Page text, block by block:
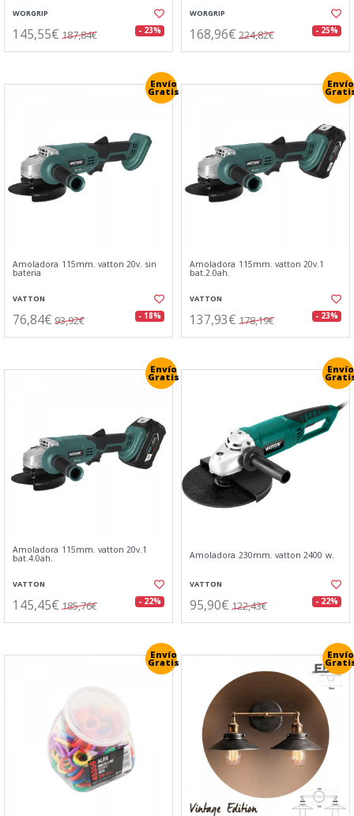
WORGRIP
145,55€ 187,84€ - 23%
WORGRIP
168,96€ 224,82€ - 25%
Envío
Gratis
Amoladora 115mm. vatton 20v. sin
bateria
VATTON
76,84€ 93,92€ - 18%
Envío
Amoladora 115mm. vatton 20v.1
bat.2.0ah.
VATTON
137,93€ 178,19€ - 23%
Envío
Gratis
Amoladora 115mm. vatton 20v.1
bat.4.0ah.
VATTON
145,45€ 185,76€ - 22%
Envío
Amoladora 230mm. vatton 2400 w.
VATTON
95,90€ 122,43€ - 22%
Envío
Gratis
Envío